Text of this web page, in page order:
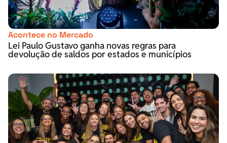
Acontece no Mercado
Lei Paulo Gustavo ganha novas regras para
devolução de saldos por estados e municípios